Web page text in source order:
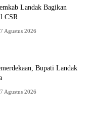
Landak Bagikan
CSR
7 Agustus 2026
Bupati Landak
7 Agustus 2026